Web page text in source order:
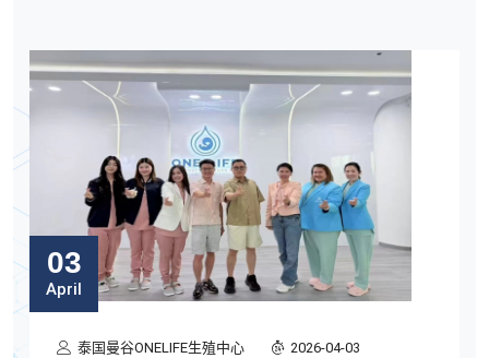
03
April
泰国曼谷ONELIFE生殖中心 2026-04-03